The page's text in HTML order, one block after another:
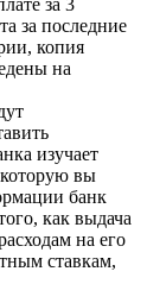
за последние
копия
на
изучает
вы
банк
как выдача
на его
ставкам,